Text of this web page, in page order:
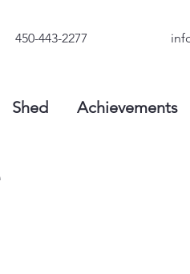
450-443-2277
Shed Achievements